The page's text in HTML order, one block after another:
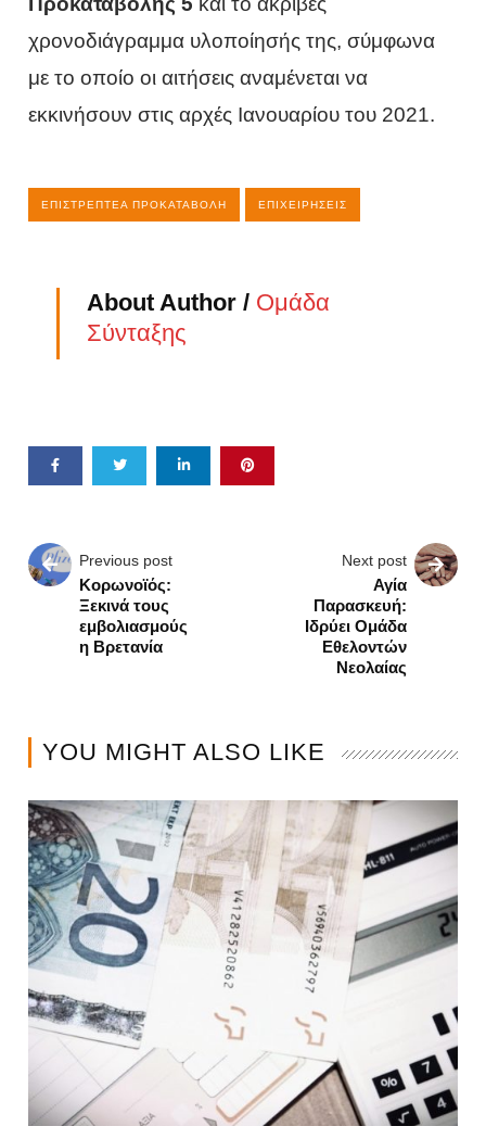
χρονοδιάγραμμα υλοποίησής της, σύμφωνα
με το οποίο οι αιτήσεις αναμένεται να
εκκινήσουν στις αρχές Ιανουαρίου του 2021.
ΕΠΙΣΤΡΕΠΤΈΑ ΠΡΟΚΑΤΑΒΟΛΉ ΕΠΙΧΕΙΡΉΣΕΙΣ
About Author / Ομάδα
Σύνταξης
Previous post
Κορωνοϊός:
Ξεκινά τους
εμβολιασμούς
η Βρετανία
Next post
Αγία
Παρασκευή:
Ιδρύει Ομάδα
Εθελοντών
Νεολαίας
YOU MIGHT ALSO LIKE